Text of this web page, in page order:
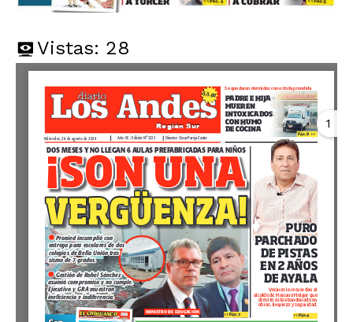
Vistas: 28
1